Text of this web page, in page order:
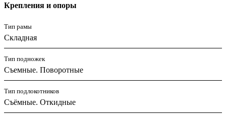
Крепления и опоры
Тип рамы
Складная
Тип подножек
Съемные. Поворотные
Тип подлокотников
Съёмные. Откидные